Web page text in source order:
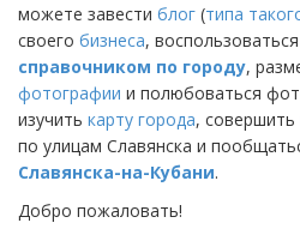
можете завести блог (типа
своего бизнеса, воспользоваться
справочником по городу,
фотографии и полюбоваться
изучить карту города, совершить
по улицам Славянска и
Славянска-на-Кубани.
Добро пожаловать!